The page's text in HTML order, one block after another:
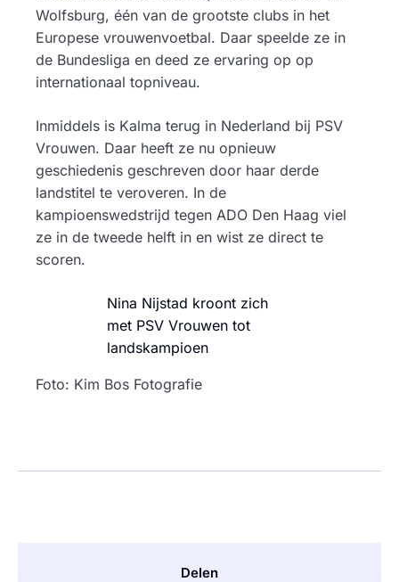
Wolfsburg, één van de grootste clubs in het
Europese vrouwenvoetbal. Daar speelde ze in
de Bundesliga en deed ze ervaring op op
internationaal topniveau.
Inmiddels is Kalma terug in Nederland bij PSV
Vrouwen. Daar heeft ze nu opnieuw
geschiedenis geschreven door haar derde
landstitel te veroveren. In de
kampioenswedstrijd tegen ADO Den Haag viel
ze in de tweede helft in en wist ze direct te
scoren.
Nina Nijstad kroont zich
met PSV Vrouwen tot
landskampioen
Foto: Kim Bos Fotografie
Delen